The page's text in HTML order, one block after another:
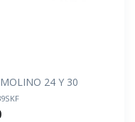
24 Y 30